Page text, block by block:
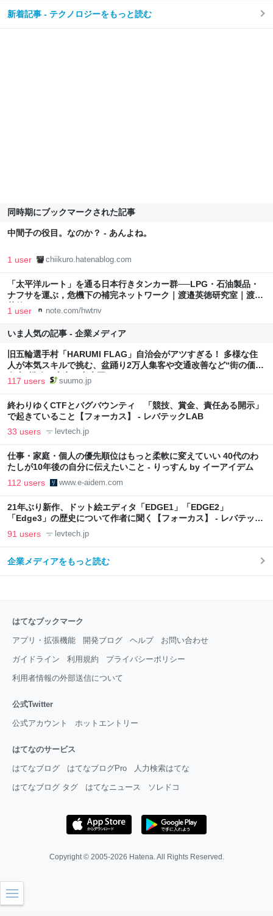
新着記事 - テクノロジーをもっと読む
同時期にブックマークされた記事
中間子の役目。なのか？ - あんよね。
1 user chiikuro.hatenablog.com
「太平洋ルート」を通る日本行きタンカー群──LPG・石油製品・
ナフサを運ぶ，危機下の補完ネットワーク｜渡邉英徳研究室｜渡邉
英徳
1 user note.com/hwtnv
いま人気の記事 - 企業メディア
旧五輪選手村「HARUMI FLAG」自治会がアツすぎる！ 多様な住
人が本気スキルで挑む、盆踊り2万人集客や交通改善など“街の価値
向上”戦略 東京・中央区
117 users suumo.jp
終わりゆくCTFとバグバウンティ 「競技、賞金、責任ある開示」
で起きていること【フォーカス】 - レバテックLAB
33 users levtech.jp
仕事・家庭・個人の優先順位はもっと柔軟に変えていい 40代のわ
たしが10年後の自分に伝えたいこと - りっすん by イーアイデム
112 users www.e-aidem.com
21年ぶり新作、ドット絵エディタ「EDGE1」「EDGE2」
「Edge3」の歴史について作者に聞く【フォーカス】 - レバテック
LAB
91 users levtech.jp
企業メディアをもっと読む
はてなブックマーク
アプリ・拡張機能 開発ブログ ヘルプ お問い合わせ
ガイドライン 利用規約 プライバシーポリシー
利用者情報の外部送信について
公式Twitter
公式アカウント ホットエントリー
はてなのサービス
はてなブログ はてなブログPro 人力検索はてな
はてなブログ タグ はてなニュース ソレドコ
Copyright © 2005-2026 Hatena. All Rights Reserved.